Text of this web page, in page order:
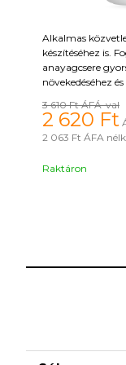
Alkalmas
készítéséhez is.
anayagcsere
növekedéséhez
nátrium,
mangán, omega
pantoténsav,
3 610 FtÁFÁ-val
2 620 Ft
2 063 Ft ÁFA
Raktáron